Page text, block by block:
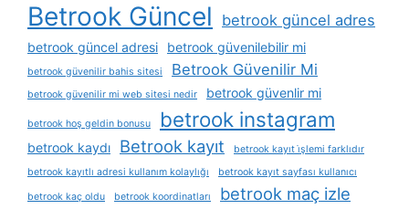
Betrook Güncel betrook güncel adres
betrook güncel adresi betrook güvenilebilir mi
betrook güvenilir bahis sitesi Betrook Güvenilir Mi
betrook güvenilir mi web sitesi nedir betrook güvenlir mi
betrook hoş geldin bonusu betrook instagram
betrook kaydı Betrook kayıt
betrook kayıt i̇şlemi farklıdır
betrook kayıtlı adresi kullanım kolaylığı
betrook kayıt sayfası kullanıcı
betrook kaç oldu betrook koordinatları betrook maç izle